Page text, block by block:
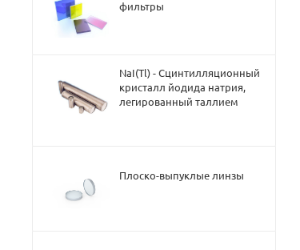
фильтры
NaI(Tl) - Сцинтилляционный
кристалл йодида натрия,
легированный таллием
Плоско-выпуклые линзы